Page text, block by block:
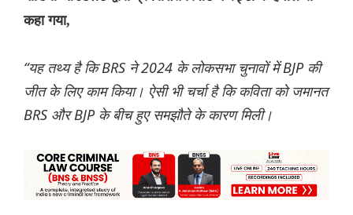
कहा गया,
“यह तथ्य है कि BRS ने 2024 के लोकसभा चुनावों में BJP की
जीत के लिए काम किया। ऐसी भी चर्चा है कि कविता को जमानत
BRS और BJP के बीच हुए समझौते के कारण मिली।